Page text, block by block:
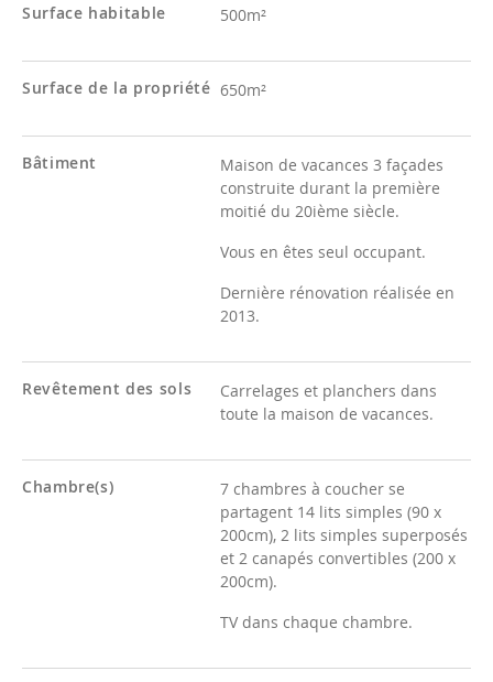
Surface habitable 500m²
Surface de la propriété 650m²
Bâtiment
Maison de vacances 3 façades
construite durant la première
moitié du 20ième siècle.
Vous en êtes seul occupant.
Dernière rénovation réalisée en
2013.
Revêtement des sols
Carrelages et planchers dans
toute la maison de vacances.
Chambre(s)
7 chambres à coucher se
partagent 14 lits simples (90 x
200cm), 2 lits simples superposés
et 2 canapés convertibles (200 x
200cm).
TV dans chaque chambre.